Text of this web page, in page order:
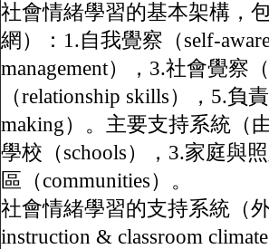
社會情緒學習的基本架構，
網）：1.自我覺察（self-
management），3.社會覺察
（relationship skills），5.負
making）。主要支持系統（
學校（schools），3.家庭與
區（communities）。
社會情緒學習的支持系統（
instruction & classroom